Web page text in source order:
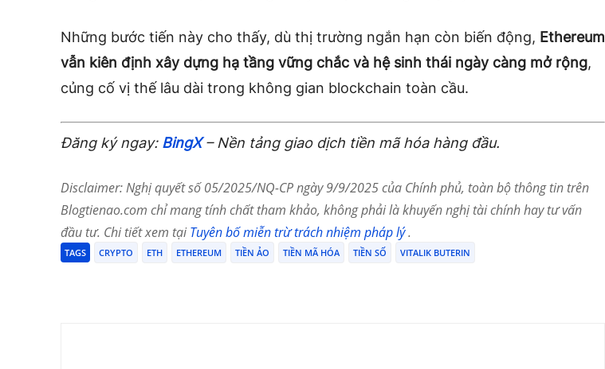
Những bước tiến này cho thấy, dù thị trường ngắn hạn còn biến động, Ethereum
vẫn kiên định xây dựng hạ tầng vững chắc và hệ sinh thái ngày càng mở rộng,
củng cố vị thế lâu dài trong không gian blockchain toàn cầu.
Đăng ký ngay: BingX– Nền tảng giao dịch tiền mã hóa hàng đầu.
Disclaimer: Nghị quyết số 05/2025/NQ-CP ngày 9/9/2025 của Chính phủ, toàn bộ thông tin trên
Blogtienao.com chỉ mang tính chất tham khảo, không phải là khuyến nghị tài chính hay tư vấn
đầu tư. Chi tiết xem tạiTuyên bố miễn trừ trách nhiệm pháp lý.
TAGS CRYPTO ETH ETHEREUM TIỀN ẢO TIỀN MÃ HÓA TIỀN SỐ VITALIK BUTERIN